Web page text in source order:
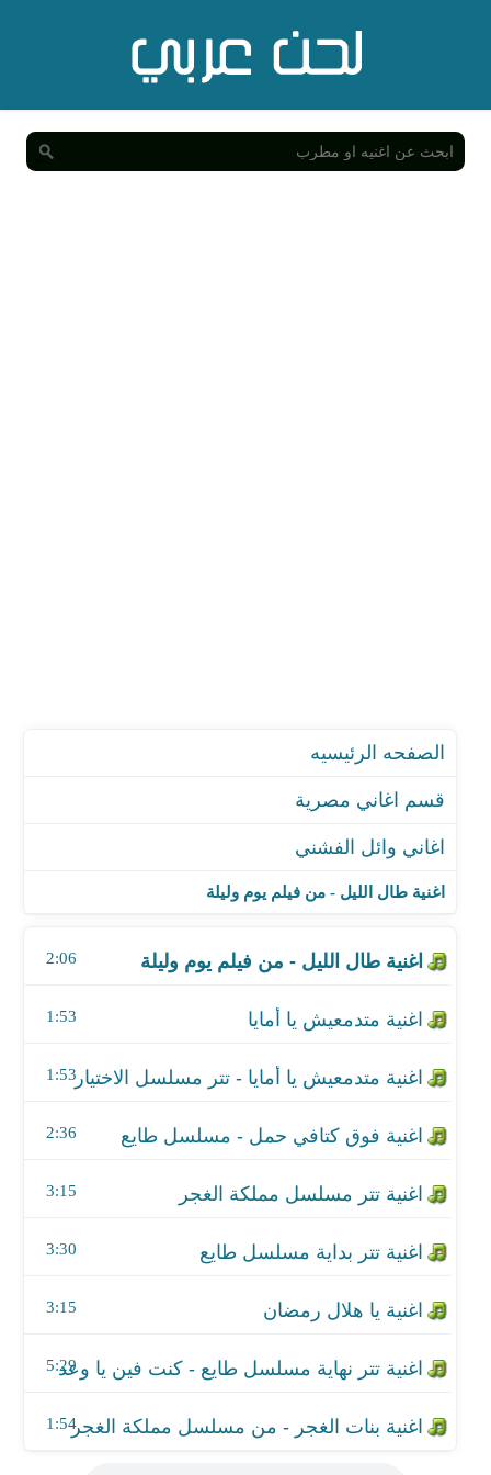
اغنية طال الليل - من فيلم يوم وليلة
اغنية طال الليل - من فيلم يوم وليلة
2:06
اغنية متدمعيش يا أمايا
1:53
اغنية متدمعيش يا أمايا - تتر مسلسل الاختيار
1:53
2:36
3:15
3:30
اغنية يا هلال رمضان
3:15
اغنية تتر نهاية مسلسل طايع - كنت فين يا وعد
5:29
اغنية بنات الغجر - من مسلسل مملكة الغجر
1:54